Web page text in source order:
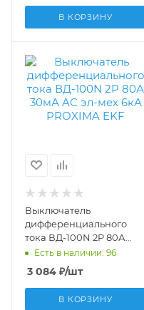
В КОРЗИНУ
Выключатель
дифференциального
тока ВД-100N 2P 80А
30мА AC эл-мех 6кА
PROXIMA EKF
E1026M8030
Есть в наличии: 96
3 084 ₽/шт
В КОРЗИНУ